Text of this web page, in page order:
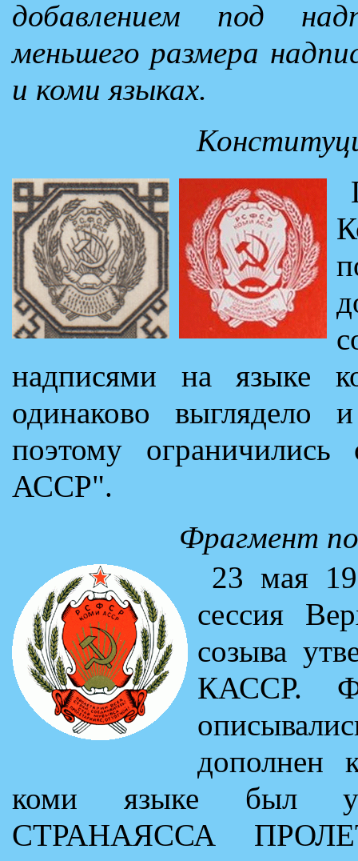
добавлением под
меньшего размера
и коми языках.
надписями на языке
одинаково
поэтому
АССР".
Фрагмент
23 мая
сессия
созыва
КАССР.
дополнен
коми языке был
СТРАНАЯССА